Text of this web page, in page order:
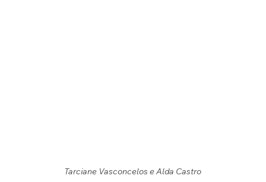
Tarciane Vasconcelos e Alda Castro